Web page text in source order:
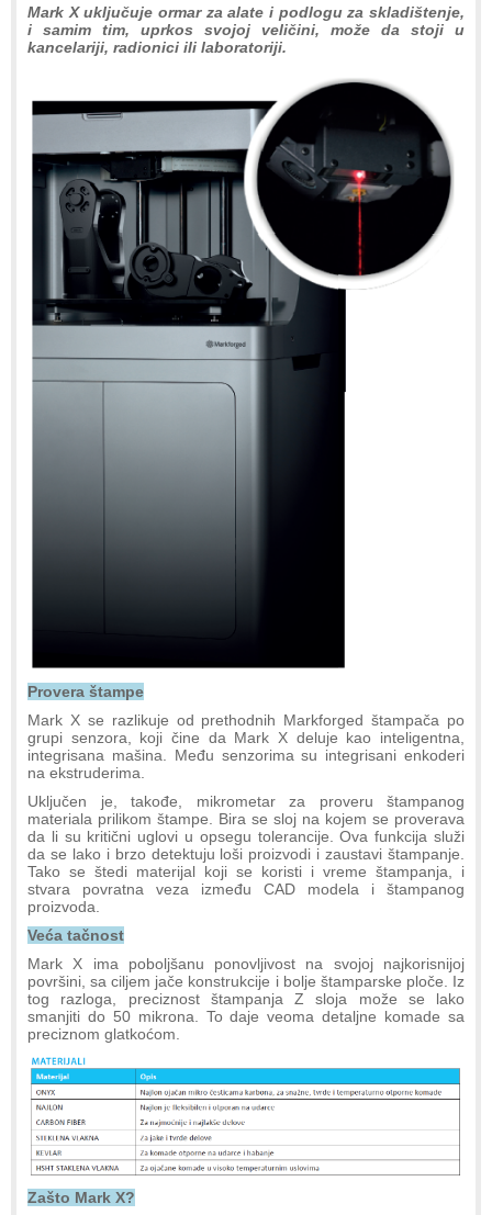
Mark X uključuje ormar za alate i podlogu za skladištenje,
i samim tim, uprkos svojoj veličini, može da stoji u
kancelariji, radionici ili laboratoriji.
Provera štampe
Mark X se razlikuje od prethodnih Markforged štampača po
grupi senzora, koji čine da Mark X deluje kao inteligentna,
integrisana mašina. Među senzorima su integrisani enkoderi
na ekstruderima.
Uključen je, takođe, mikrometar za proveru štampanog
materiala prilikom štampe. Bira se sloj na kojem se proverava
da li su kritični uglovi u opsegu tolerancije. Ova funkcija služi
da se lako i brzo detektuju loši proizvodi i zaustavi štampanje.
Tako se štedi materijal koji se koristi i vreme štampanja, i
stvara povratna veza između CAD modela i štampanog
proizvoda.
Veća tačnost
Mark X ima poboljšanu ponovljivost na svojoj najkorisnijoj
površini, sa ciljem jače konstrukcije i bolje štamparske ploče. Iz
tog razloga, preciznost štampanja Z sloja može se lako
smanjiti do 50 mikrona. To daje veoma detaljne komade sa
preciznom glatkoćom.
Zašto Mark X?